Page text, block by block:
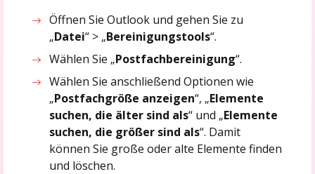
Öffnen Sie Outlook und gehen Sie zu
„Datei“ > „Bereinigungstools“.
Wählen Sie „Postfachbereinigung“.
Wählen Sie anschließend Optionen wie
„Postfachgröße anzeigen“, „Elemente
suchen, die älter sind als“ und „Elemente
suchen, die größer sind als“. Damit
können Sie große oder alte Elemente finden
und löschen.